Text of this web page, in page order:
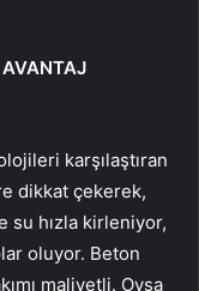
karşılaştıran
dikkat çekerek,
su hızla kirleniyor,
oluyor. Beton
maliyetli. Oysa